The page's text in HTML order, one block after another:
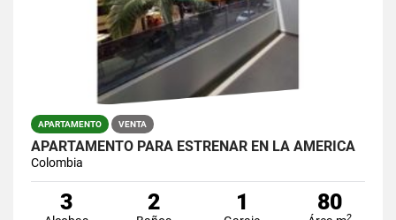
APARTAMENTO VENTA
APARTAMENTO PARA ESTRENAR EN LA AMERICA
Colombia
3 2 1 80
2